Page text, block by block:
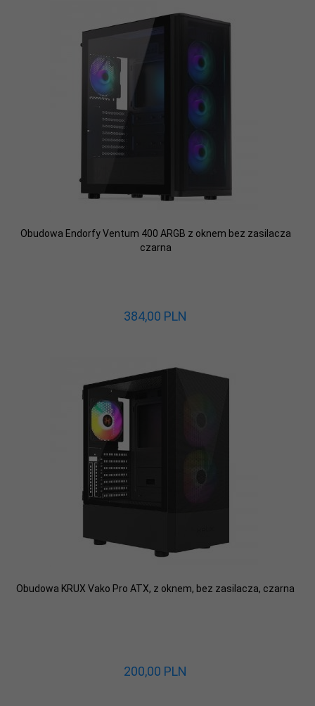
Obudowa Endorfy Ventum 400 ARGB z oknem bez zasilacza
czarna
384,00 PLN
Obudowa KRUX Vako Pro ATX, z oknem, bez zasilacza, czarna
200,00 PLN